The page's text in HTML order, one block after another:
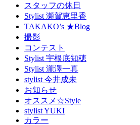
スタッフの休日
Stylist 瀬賀恵里香
TAKAKO’s ★Blog
撮影
コンテスト
Stylist 宇根底知穂
Stylist 瀧澤一真
stylist 今井成未
お知らせ
オススメ☆Style
stylist YUKI
カラー